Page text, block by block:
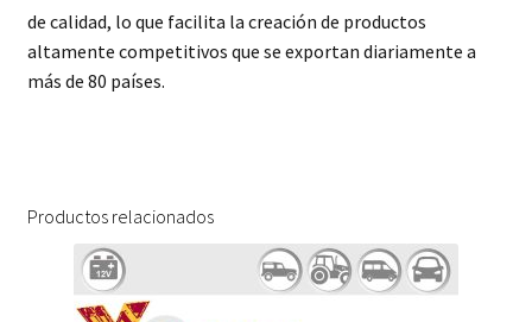
de calidad, lo que facilita la creación de productos
altamente competitivos que se exportan diariamente a
más de 80 países.
Productos relacionados